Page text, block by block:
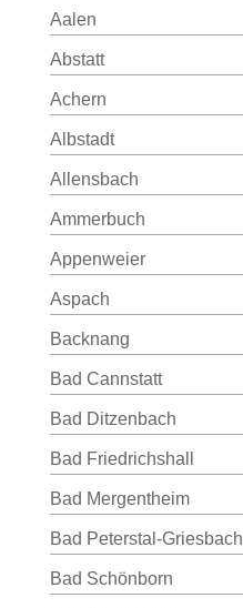
Aalen
Abstatt
Achern
Albstadt
Allensbach
Ammerbuch
Appenweier
Aspach
Backnang
Bad Cannstatt
Bad Ditzenbach
Bad Friedrichshall
Bad Mergentheim
Bad Peterstal-Griesbach
Bad Schönborn